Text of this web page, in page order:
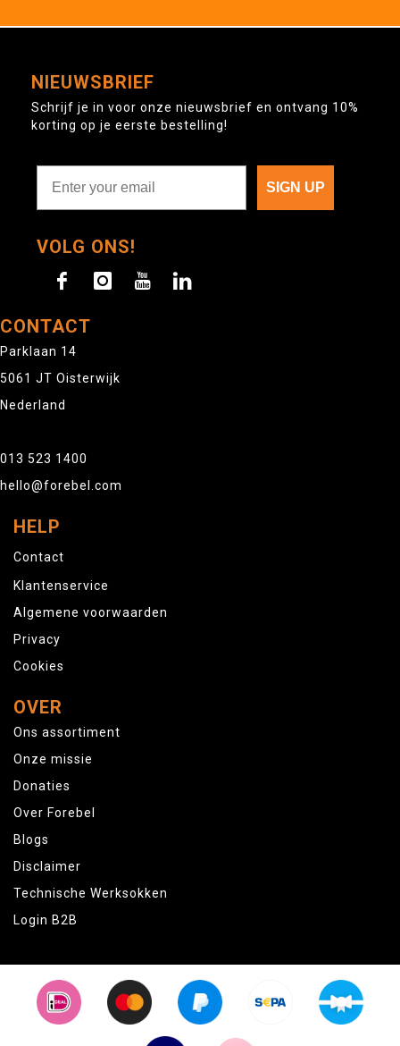
NIEUWSBRIEF
Schrijf je in voor onze nieuwsbrief en ontvang 10%
korting op je eerste bestelling!
SIGN UP
VOLG ONS!
CONTACT
Parklaan 14
5061 JT Oisterwijk
Nederland
013 523 1400
hello@forebel.com
HELP
Contact
Klantenservice
Algemene voorwaarden
Privacy
Cookies
OVER
Ons assortiment
Onze missie
Donaties
Over Forebel
Blogs
Disclaimer
Technische Werksokken
Login B2B